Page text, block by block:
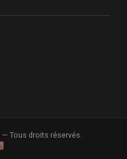
— Tous droits réservés.